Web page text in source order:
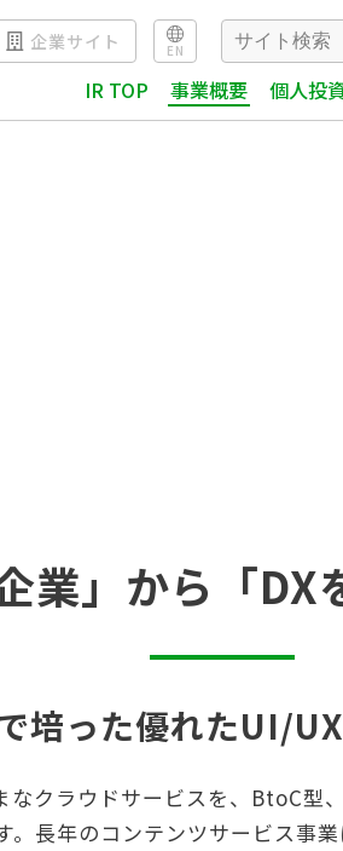
IR TOP 事業概要 個人投
企業サイト EN
業」から 「
培った優れたUI/UX
なクラウドサービスを、BtoC
。長年のコンテンツサービス事